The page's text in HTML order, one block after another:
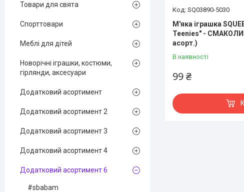
SQ03890-5030
М'яка іграшка
Teenies" -
асорт.)
В наявності
99 ₴
Товари для свята
Спорттовари
Меблі для дітей
Новорічні іграшки, костюми,
гірлянди, аксесуари
Додатковий асортимент
Додатковий асортимент 2
Додатковий асортимент 3
Додатковий асортимент 4
Додатковий асортимент 6
#sbabam